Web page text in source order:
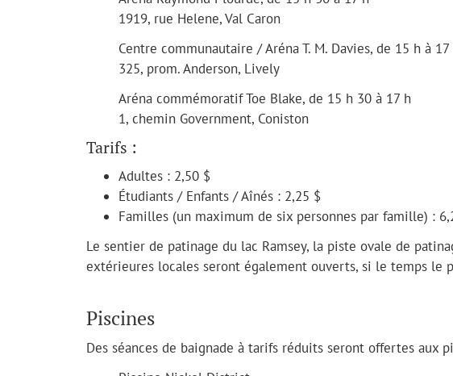
1919, rue Helene, Val Caron
Centre communautaire / Aréna T. M. Davies, de 15 h à 17
325, prom. Anderson, Lively
Aréna commémoratif Toe Blake, de 15 h 30 à 17 h
1, chemin Government, Coniston
Tarifs :
Adultes : 2,50 $
Étudiants / Enfants / Aînés : 2,25 $
Familles (un maximum de six personnes par famille) :
Le sentier de patinage du lac Ramsey, la piste ovale de
extérieures locales seront également ouverts, si le temps le
Piscines
Des séances de baignade à tarifs réduits seront offertes aux